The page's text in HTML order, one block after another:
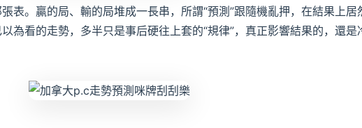
表。贏的局、輸的局堆成一長串，所謂“預測”跟隨機亂押，在結果上居
為看的走勢，多半只是事后硬往上套的“規律”，真正影響結果的，還是